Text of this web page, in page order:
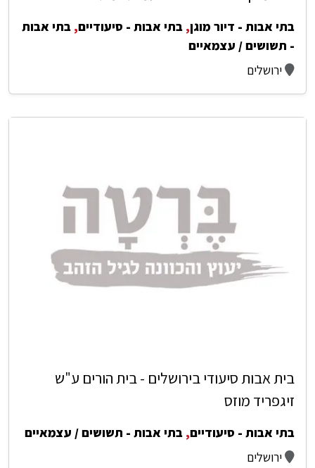
בתי אבות - דיור מוגן, בתי אבות - סיעודיים, בתי אבות
- תשושים / עצמאיים
ירושלים
בית אבות סיעודי בירושלים - בית הורים ע"ש
זיגפריד מוזס
בתי אבות - סיעודיים, בתי אבות - תשושים / עצמאיים
ירושלים